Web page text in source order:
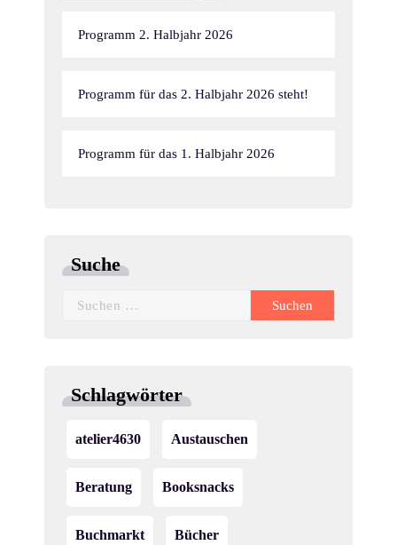
Programm 2. Halbjahr 2026
Programm für das 2. Halbjahr 2026 steht!
Programm für das 1. Halbjahr 2026
Suche
Suchen
Schlagwörter
atelier4630 Austauschen
Beratung Booksnacks
Buchmarkt Bücher